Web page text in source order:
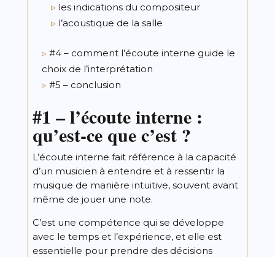
les indications du compositeur
l’acoustique de la salle
#4 – comment l’écoute interne guide le
choix de l’interprétation
#5 – conclusion
#1 –l’écoute interne :
qu’est-ce que c’est ?
L’écoute interne fait référence à la capacité
d’un musicien à entendre et à ressentir la
musique de manière intuitive, souvent avant
même de jouer une note.
C’est une compétence qui se développe
avec le temps et l’expérience, et elle est
essentielle pour prendre des décisions